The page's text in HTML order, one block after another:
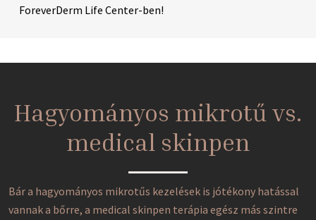
ForeverDerm Life Center-ben!
Hagyományos mikrotű vs.
medical skinpen
Bár a hagyományos mikrotűs kezelések is jótékony hatással
vannak a bőrre, a medical skinpen terápia egész más szintre